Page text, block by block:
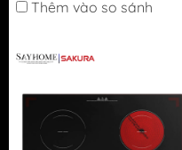
Thêm vào so sánh